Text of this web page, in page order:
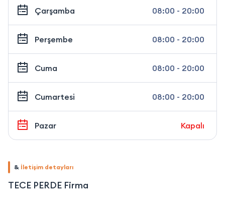
Çarşamba 08:00 - 20:00
Perşembe 08:00 - 20:00
Cuma 08:00 - 20:00
Cumartesi 08:00 - 20:00
Pazar Kapalı
& İletişim detayları
TECE PERDE Firma